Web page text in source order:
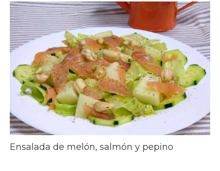
Ensalada de melón, salmón y pepino